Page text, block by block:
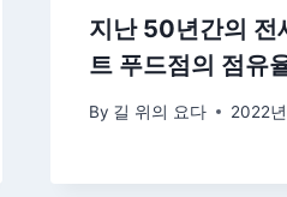
지난 50년간의 전
트 푸드점의 점유
By 길 위의 요다 2022